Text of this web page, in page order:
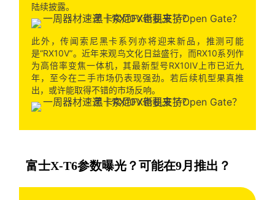
陆续披露。
此外，传闻索尼黑卡系列亦将迎来新品，推测可能
是“RX10V”。近年来观鸟文化日益盛行，而RX10系列作
为高倍率变焦一体机，其最新型号RX10IV上市已近九
年，至今在二手市场仍表现强劲。若后续机型果真推
出，或许能取得不错的市场反响。
富士X-T6参数曝光？可能在9月推出？